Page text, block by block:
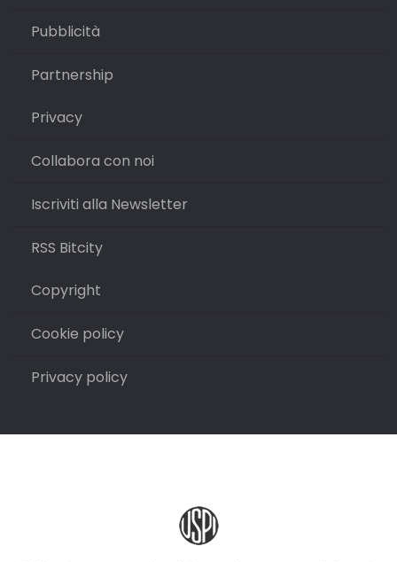
Pubblicità
Partnership
Privacy
Collabora con noi
Iscriviti alla Newsletter
RSS Bitcity
Copyright
Cookie policy
Privacy policy